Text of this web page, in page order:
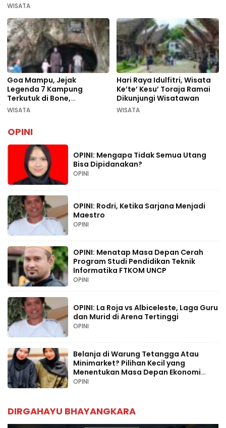
WISATA
Goa Mampu, Jejak
Legenda 7 Kampung
Terkutuk di Bone,
Rekomendasi Liburan
WISATA
Hari Raya Idulfitri, Wisata
Ke’te’ Kesu’ Toraja Ramai
Dikunjungi Wisatawan
WISATA
OPINI
OPINI: Mengapa Tidak Semua Utang
Bisa Dipidanakan?
OPINI
OPINI: Rodri, Ketika Sarjana Menjadi
Maestro
OPINI
OPINI: Menatap Masa Depan Cerah
Program Studi Pendidikan Teknik
Informatika FTKOM UNCP
OPINI
OPINI: La Roja vs Albiceleste, Laga Guru
dan Murid di Arena Tertinggi
OPINI
Belanja di Warung Tetangga Atau
Minimarket? Pilihan Kecil yang
Menentukan Masa Depan Ekonomi
Palopo
OPINI
DIRGAHAYU BHAYANGKARA